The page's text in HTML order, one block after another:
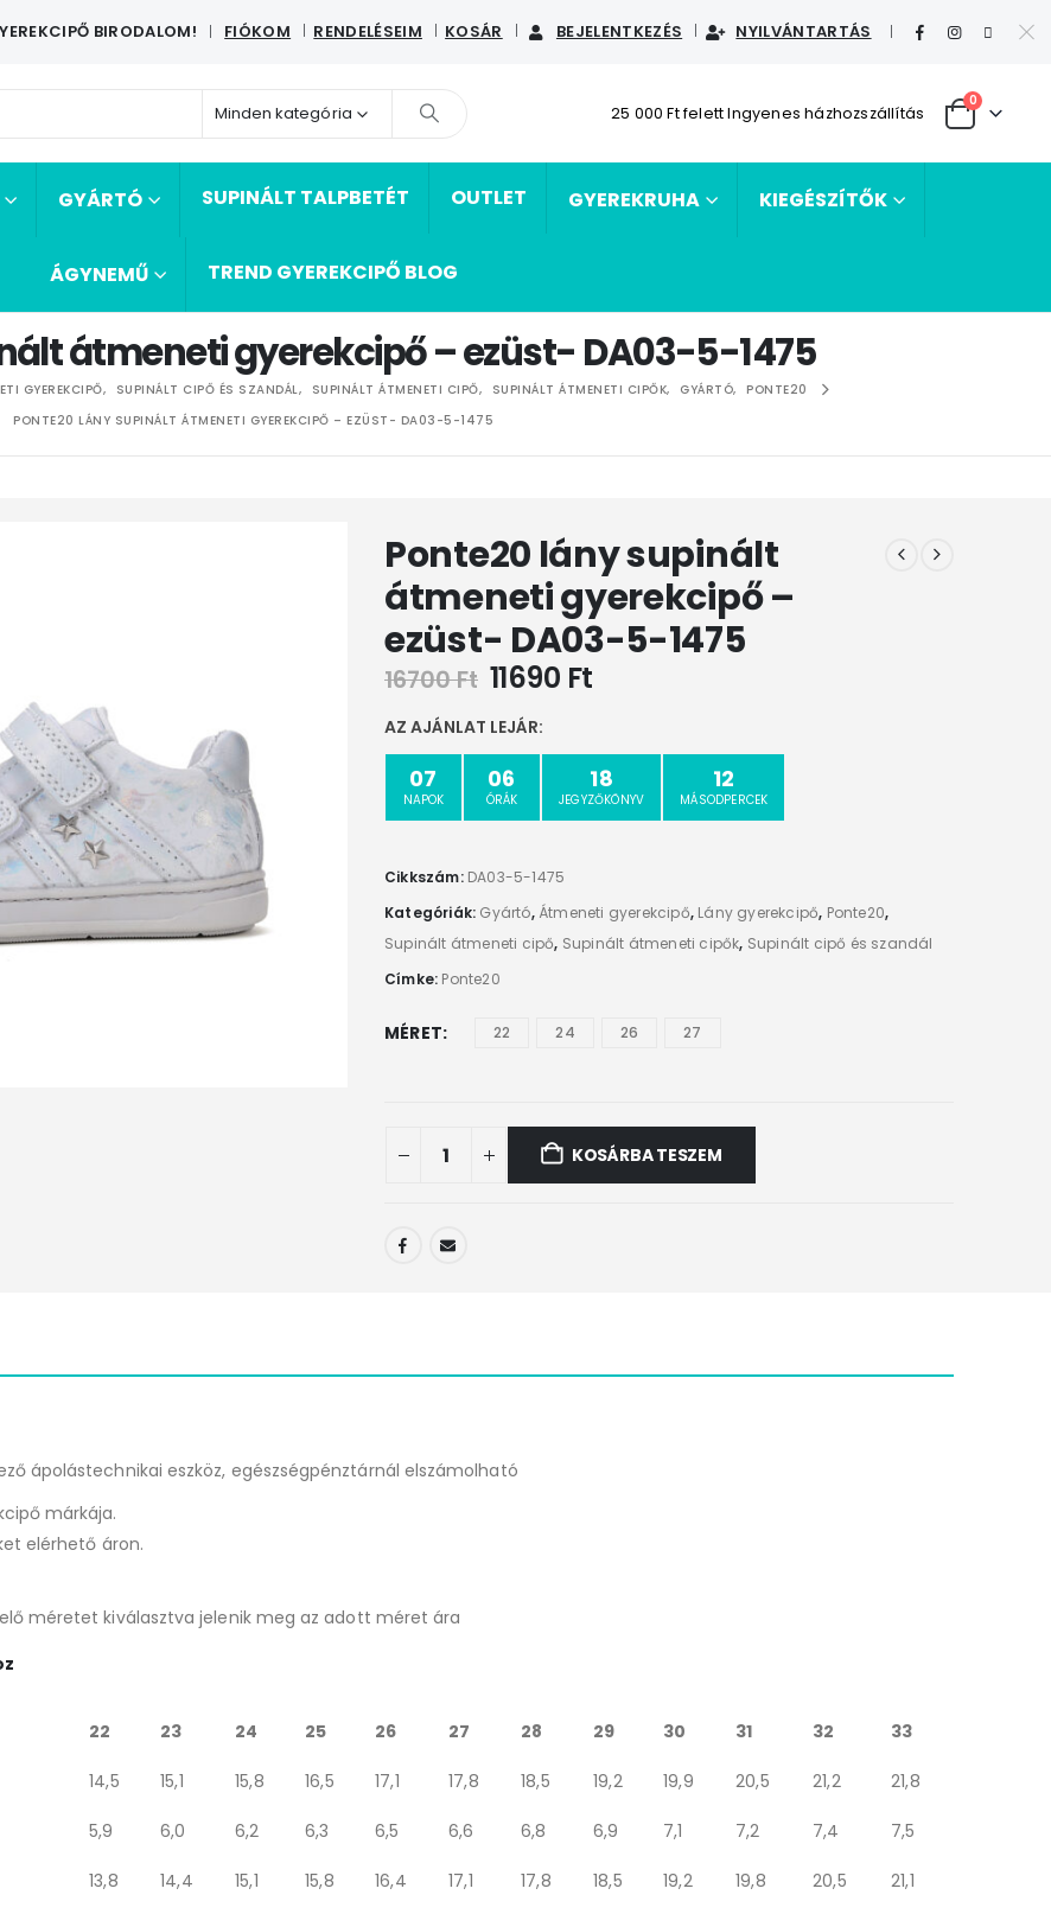
BIRODALOM! | FIÓKOM RENDELÉSEIM KOSÁR BEJELENTKEZÉS NYILVÁNTARTÁS |
Minden kategória 25 000 Ft felett Ingyenes házhozszállítás
0
GYÁRTÓ SUPINÁLT TALPBETÉT OUTLET GYEREKRUHA KIEGÉSZÍTŐK
ÁGYNEMŰ TREND GYEREKCIPŐ BLOG
átmeneti gyerekcipő – ezüst- DA03-5-1475
GYEREKCIPŐ, SUPINÁLT CIPŐ ÉS SZANDÁL, SUPINÁLT ÁTMENETI CIPŐ, SUPINÁLT ÁTMENETI CIPŐK, GYÁRTÓ,
PONTE20
PONTE20 LÁNY SUPINÁLT ÁTMENETI GYEREKCIPŐ – EZÜST- DA03-5-1475
Ponte20 lány supinált
átmeneti gyerekcipő –
ezüst- DA03-5-1475
16700Ft 11690 Ft
AZ AJÁNLAT LEJÁR:
07
NAPOK
06
ÓRÁK
18
JEGYZŐKÖNYV
11
MÁSODPERCEK
Cikkszám: DA03-5-1475
Kategóriák: Gyártó, Átmeneti gyerekcipő, Lány gyerekcipő, Ponte20,
Supinált átmeneti cipő, Supinált átmeneti cipők, Supinált cipő és szandál
Címke: Ponte20
MÉRET 22 24 26 27
KOSÁRBA TESZEM
ápolástechnikai eszköz, egészségpénztárnál elszámolható
márkája.
elérhető áron.
méretet kiválasztva jelenik meg az adott méret ára
22 23 24 25 26 27 28 29 30 31 32 33
14,5 15,1 15,8 16,5 17,1 17,8 18,5 19,2 19,9 20,5 21,2 21,8
5,9 6,0 6,2 6,3 6,5 6,6 6,8 6,9 7,1 7,2 7,4 7,5
13,8 14,4 15,1 15,8 16,4 17,1 17,8 18,5 19,2 19,8 20,5 21,1